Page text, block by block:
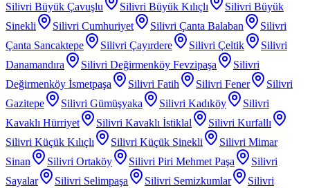
Silivri Büyük Çavuşlu
Silivri Büyük Kılıçlı
Silivri Büyük
Sinekli
Silivri Cumhuriyet Silivri Çanta Balaban
Silivri
Çanta Sancaktepe
Silivri Çayırdere Silivri Çeltik
Silivri
Danamandıra
Silivri Değirmenköy Fevzipaşa
Silivri
Değirmenköy İsmetpaşa
Silivri Fatih Silivri Fener
Silivri
Gazitepe
Silivri Gümüşyaka Silivri Kadıköy
Silivri
Kavaklı Hürriyet
Silivri Kavaklı İstiklal
Silivri Kurfallı
Silivri Küçük Kılıçlı
Silivri Küçük Sinekli
Silivri Mimar
Sinan
Silivri Ortaköy Silivri Piri Mehmet Paşa
Silivri
Sayalar
Silivri Selimpaşa Silivri Semizkumlar
Silivri